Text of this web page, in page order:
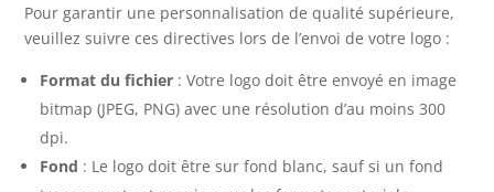
Pour garantir une personnalisation de qualité supérieure,
veuillez suivre ces directives lors de l’envoi de votre logo :
Format du fichier : Votre logo doit être envoyé en image
bitmap (JPEG, PNG) avec une résolution d’au moins 300
dpi.
Fond : Le logo doit être sur fond blanc, sauf si un fond